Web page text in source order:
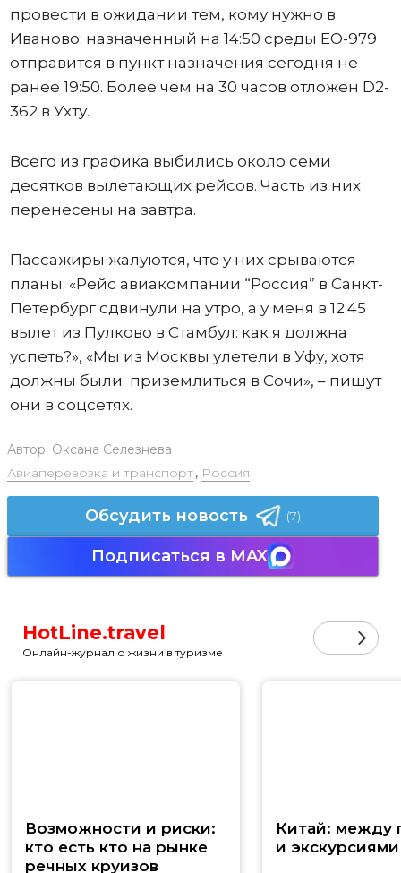
провести в ожидании тем, кому нужно в
Иваново: назначенный на 14:50 среды ЕО-979
отправится в пункт назначения сегодня не
ранее 19:50. Более чем на 30 часов отложен D2-
362 в Ухту.
Всего из графика выбились около семи
десятков вылетающих рейсов. Часть из них
перенесены на завтра.
Пассажиры жалуются, что у них срываются
планы: «Рейс авиакомпании “Россия” в Санкт-
Петербург сдвинули на утро, а у меня в 12:45
вылет из Пулково в Стамбул: как я должна
успеть?», «Мы из Москвы улетели в Уфу, хотя
должны были приземлиться в Сочи», – пишут
они в соцсетях.
Автор: Оксана Селезнева
Авиаперевозка и транспорт, Россия
Обсудить новость (7)
Подписаться в MAX
HotLine.travel
Онлайн-журнал о жизни в туризме
Возможности и риски:
кто есть кто на рынке
речных круизов
Китай: между
и экскурсиями